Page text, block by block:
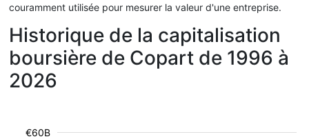
couramment utilisée pour mesurer la valeur d'une entreprise.
Historique de la capitalisation
boursière de Copart de 1996 à
2026
€60B